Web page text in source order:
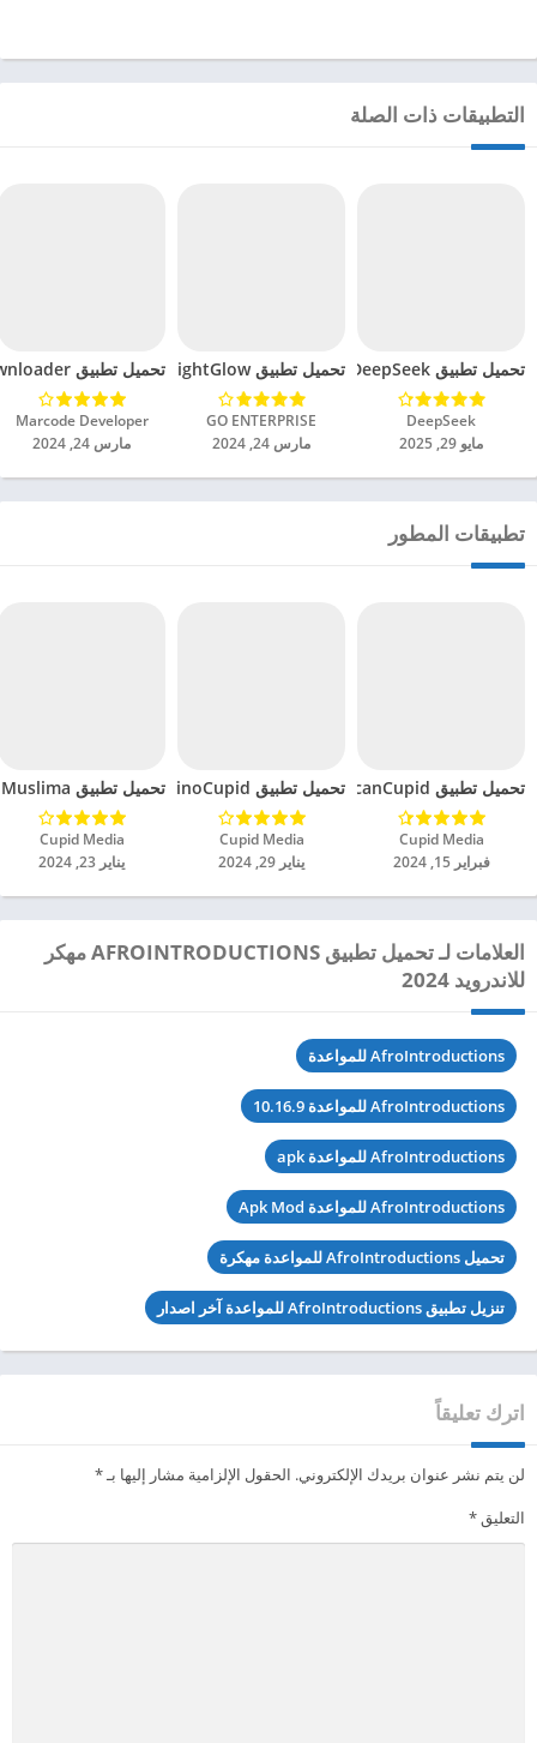
التطبيقات ذات الصلة
تحميل تطبيق DeepSeek مهكر للاندرويد 2025
DeepSeek‏
مايو 29, 2025
تحميل تطبيق BrightGlow مهكر للاندرويد 2024
GO ENTERPRISE‏
مارس 24, 2024
تحميل تطبيق mp4 video downloader مهكر للاندرويد 2024
Marcode Developer‏
مارس 24, 2024
تطبيقات المطور
تحميل تطبيق LatinAmericanCupid مهكر للاندرويد 2024
Cupid Media‏
فبراير 15, 2024
تحميل تطبيق FilipinoCupid مهكر للاندرويد 2024
Cupid Media‏
يناير 29, 2024
تحميل تطبيق Muslima مهكر للاندرويد 2024
Cupid Media‏
يناير 23, 2024
العلامات لـ تحميل تطبيق AFROINTRODUCTIONS مهكر
للاندرويد 2024
AfroIntroductions للمواعدة
AfroIntroductions للمواعدة 10.16.9
AfroIntroductions للمواعدة apk
AfroIntroductions للمواعدة Apk Mod
تحميل AfroIntroductions للمواعدة مهكرة
تنزيل تطبيق AfroIntroductions للمواعدة آخر اصدار
اترك تعليقاً
لن يتم نشر عنوان بريدك الإلكتروني. الحقول الإلزامية مشار إليها بـ*
التعليق*